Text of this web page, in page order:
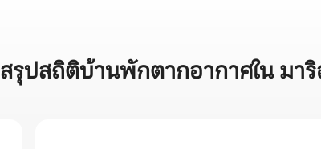
สรุปสถิติบ้านพักตากอากาศใน มาริ